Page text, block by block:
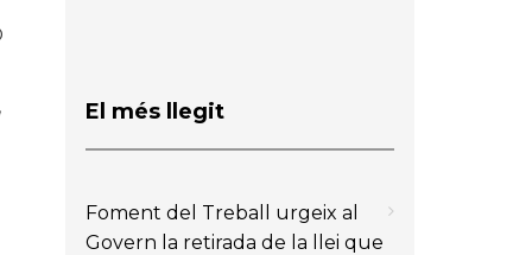
El més llegit
Foment del Treball urgeix al
Govern la retirada de la llei que